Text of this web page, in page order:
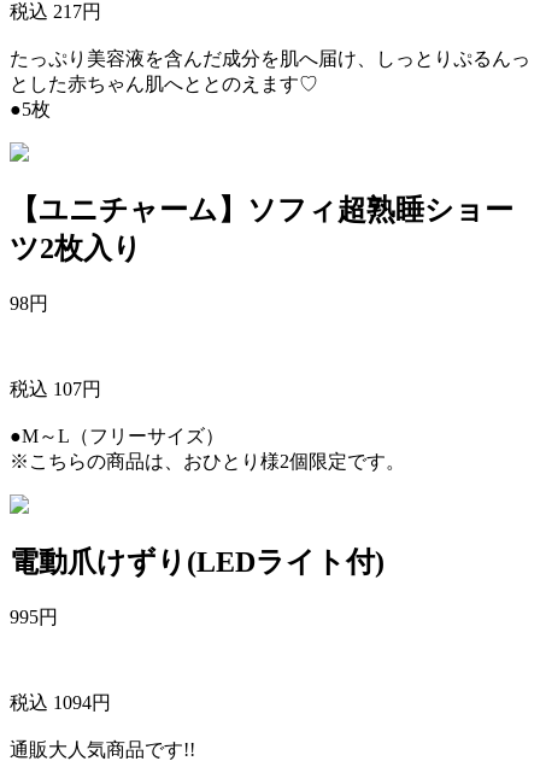
税込 217円
たっぷり美容液を含んだ成分を肌へ届け、しっとりぷるんっ
とした赤ちゃん肌へととのえます♡
●5枚
【ユニチャーム】ソフィ超熟睡ショー
ツ2枚入り
98円
税込 107円
●M～L（フリーサイズ）
※こちらの商品は、おひとり様2個限定です。
電動爪けずり(LEDライト付)
995円
税込 1094円
通販大人気商品です!!